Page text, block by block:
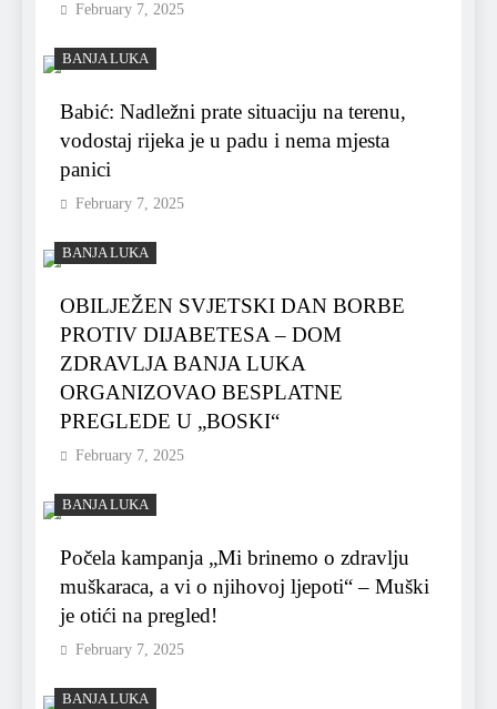
February 7, 2025
BANJA LUKA
Babić: Nadležni prate situaciju na terenu,
vodostaj rijeka je u padu i nema mjesta
panici
February 7, 2025
BANJA LUKA
OBILJEŽEN SVJETSKI DAN BORBE
PROTIV DIJABETESA – DOM
ZDRAVLJA BANJA LUKA
ORGANIZOVAO BESPLATNE
PREGLEDE U „BOSKI“
February 7, 2025
BANJA LUKA
Počela kampanja „Mi brinemo o zdravlju
muškaraca, a vi o njihovoj ljepoti“ – Muški
je otići na pregled!
February 7, 2025
BANJA LUKA